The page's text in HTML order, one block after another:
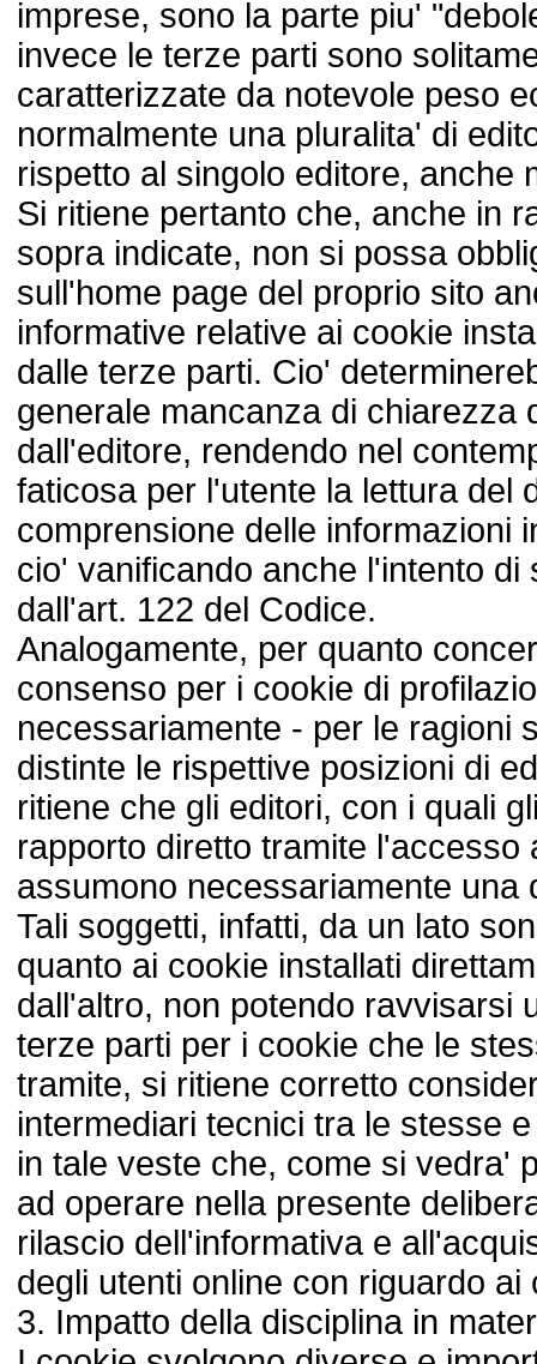
imprese, sono la parte piu'
invece le terze parti sono
caratterizzate da notevole peso
normalmente una pluralita' di
rispetto al singolo editore, anche
Si ritiene pertanto che, anche in
sopra indicate, non si possa
sull'home page del proprio sito
informative relative ai cookie
dalle terze parti. Cio'
generale mancanza di chiarezza
dall'editore, rendendo nel
faticosa per l'utente la lettura del
comprensione delle informazioni
cio' vanificando anche l'intento
dall'art. 122 del Codice.
Analogamente, per quanto
consenso per i cookie di
necessariamente - per le ragioni
distinte le rispettive posizioni di
ritiene che gli editori, con i quali
rapporto diretto tramite l'accesso
assumono necessariamente una
Tali soggetti, infatti, da un lato
quanto ai cookie installati
dall'altro, non potendo ravvisarsi
terze parti per i cookie che le
tramite, si ritiene corretto
intermediari tecnici tra le stesse
in tale veste che, come si vedra'
ad operare nella presente
rilascio dell'informativa e
degli utenti online con riguardo
3. Impatto della disciplina in